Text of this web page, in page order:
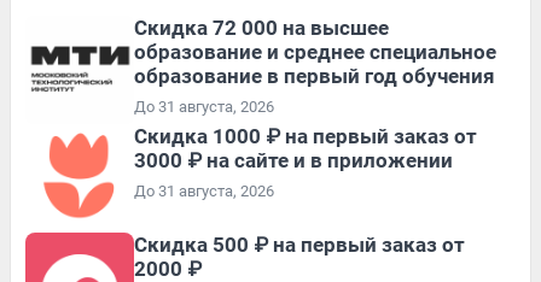
Скидка 72 000 на высшее
образование и среднее специальное
образование в первый год обучения
До 31 августа, 2026
Скидка 1000 ₽ на первый заказ от
3000 ₽ на сайте и в приложении
До 31 августа, 2026
Скидка 500 ₽ на первый заказ от
2000 ₽